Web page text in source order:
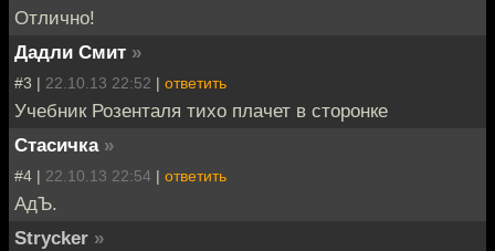
Отлично!
Дадли Смит »
#3 | 22.10.13 22:52 | ответить
Учебник Розенталя тихо плачет в сторонке
Стасичка »
#4 | 22.10.13 22:54 | ответить
АдЪ.
Strycker »